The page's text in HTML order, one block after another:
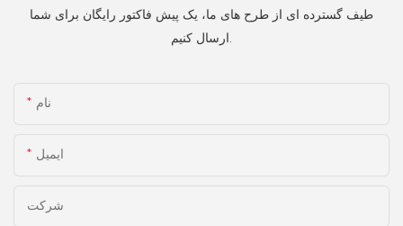
طیف گسترده ای از طرح های ما، یک پیش فاکتور رایگان برای شما
ارسال کنیم.
نام
ایمیل
شرکت